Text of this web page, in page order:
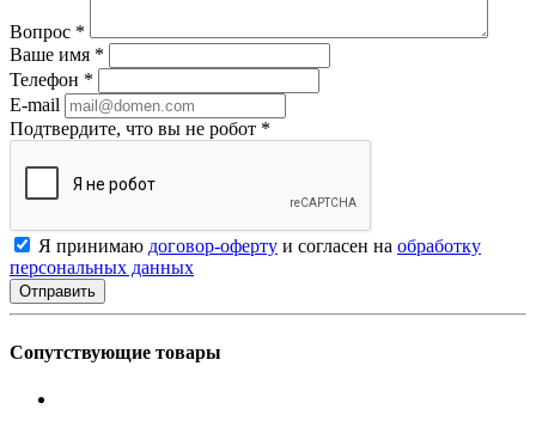
Вопрос *
Ваше имя *
Телефон *
E-mail
Подтвердите, что вы не робот *
Я принимаю договор-оферту и согласен на обработку
персональных данных
Сопутствующие товары